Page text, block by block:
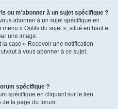
ou m’abonner à un sujet spécifique ?
abonner à un sujet spécifique en
« Outils du sujet », situé en haut et
une image.
case « Recevoir une notification
à vous abonner à ce sujet.
spécifique ?
spécifique en cliquant sur le lien
de la page du forum.